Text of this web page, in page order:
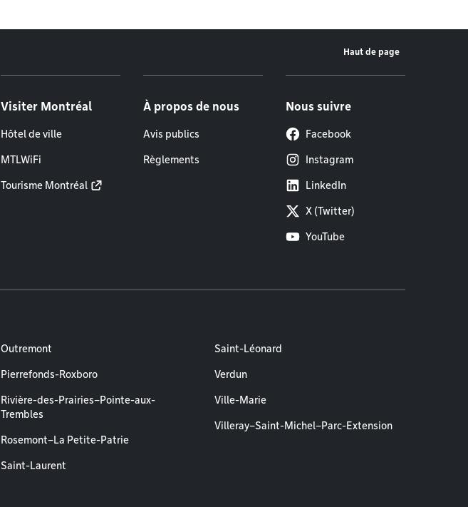
Haut de page
Visiter Montréal
Hôtel de ville
MTLWiFi
Tourisme Montréal
À propos de nous
Avis publics
Règlements
Nous suivre
Facebook
Instagram
LinkedIn
X (Twitter)
YouTube
Outremont
Pierrefonds-Roxboro
Rivière-des-Prairies–Pointe-aux-
Trembles
Rosemont–La Petite-Patrie
Saint-Laurent
Saint-Léonard
Verdun
Ville-Marie
Villeray–Saint-Michel–Parc-Extension